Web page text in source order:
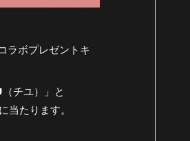
ボプレゼントキ
チユ）」と
たります。